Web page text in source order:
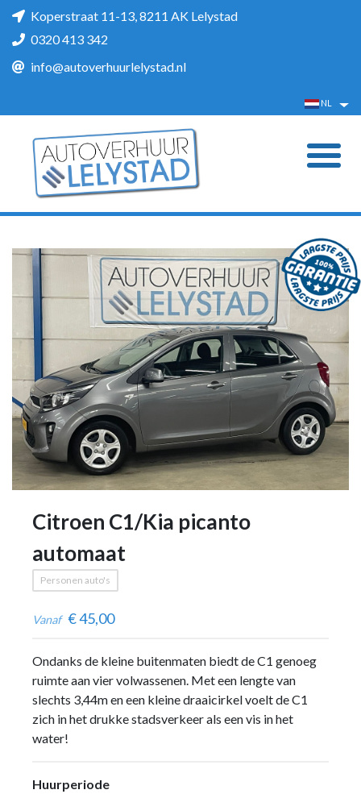
Koperstraat 11-13, 8211 AK Lelystad
0320 413 342
info@autoverhuurlelystad.nl
Citroen C1/Kia picanto
automaat
Personen auto's
Vanaf €45,00
Ondanks de kleine buitenmaten biedt de C1 genoeg
ruimte aan vier volwassenen. Met een lengte van
slechts 3,44m en een kleine draaicirkel voelt de C1
zich in het drukke stadsverkeer als een vis in het
water!
Huurperiode